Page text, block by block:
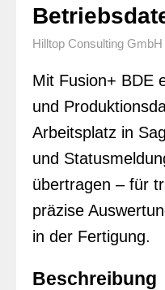
Hilltop Consulting GmbH
Mit Fusion+ BDE
und
Arbeitsplatz in
und
übertragen – für
präzise
in der Fertigung.
Beschreibung